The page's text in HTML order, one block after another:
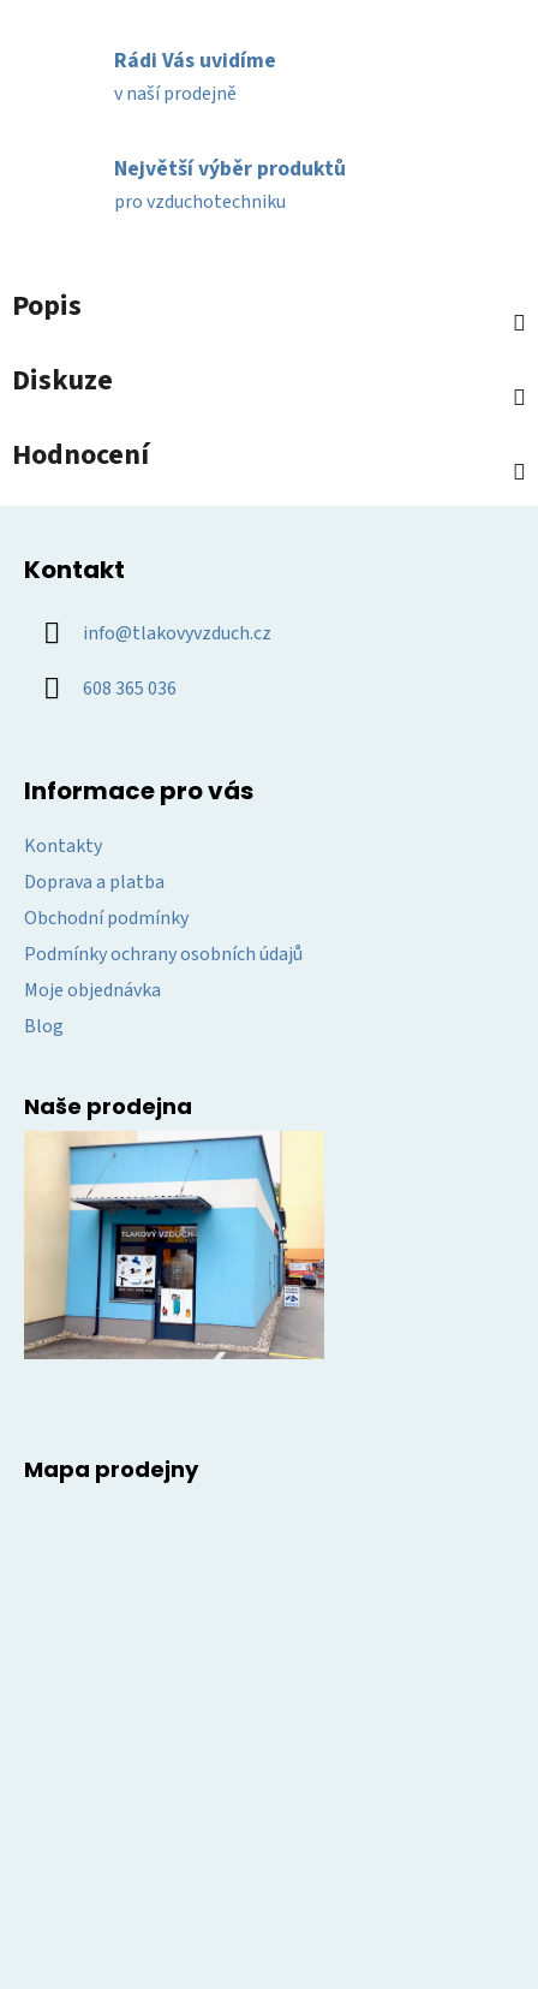
Rádi Vás uvidíme
v naší prodejně
Největší výběr produktů
pro vzduchotechniku
Popis
Diskuze
Hodnocení
Kontakt
info@tlakovyvzduch.cz
608 365 036
Informace pro vás
Kontakty
Doprava a platba
Obchodní podmínky
Podmínky ochrany osobních údajů
Moje objednávka
Blog
Naše prodejna
Mapa prodejny